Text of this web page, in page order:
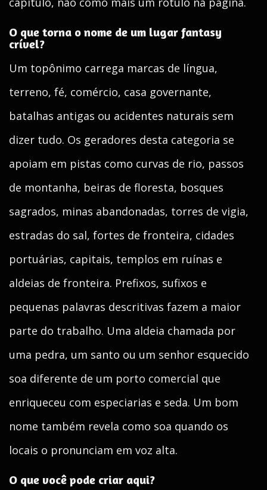
O que torna o nome de um lugar fantasy
crível?
Um topônimo carrega marcas de língua,
terreno, fé, comércio, casa governante,
batalhas antigas ou acidentes naturais sem
dizer tudo. Os geradores desta categoria se
apoiam em pistas como curvas de rio, passos
de montanha, beiras de floresta, bosques
sagrados, minas abandonadas, torres de vigia,
estradas do sal, fortes de fronteira, cidades
portuárias, capitais, templos em ruínas e
aldeias de fronteira. Prefixos, sufixos e
pequenas palavras descritivas fazem a maior
parte do trabalho. Uma aldeia chamada por
uma pedra, um santo ou um senhor esquecido
soa diferente de um porto comercial que
enriqueceu com especiarias e seda. Um bom
nome também revela como soa quando os
locais o pronunciam em voz alta.
O que você pode criar aqui?